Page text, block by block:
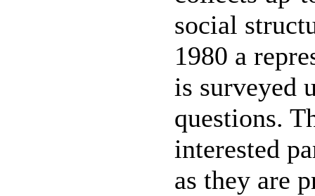
social
1980 a
is surveyed
questions.
interested
as they are